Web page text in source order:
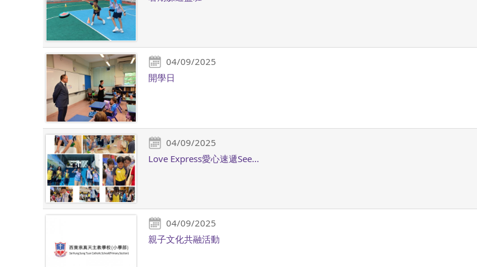
04/09/2025
開學日
04/09/2025
Love Express愛心速遞See...
04/09/2025
親子文化共融活動